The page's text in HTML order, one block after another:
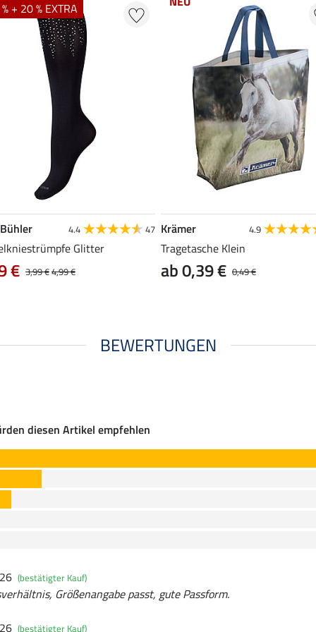
+ 20 % EXTRA
4.4 47
Glitter
3,99 €4,99 €
€
Krämer 4.9
Tragetasche Klein
0,49 €
ab 0,39 €
BEWERTUNGEN
diesen Artikel empfehlen
(bestätigter Kauf)
Größenangabe passt, gute Passform.
(bestätigter Kauf)